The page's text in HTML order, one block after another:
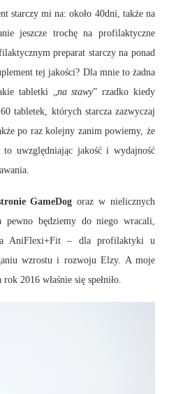
starczy mi na: około 40dni, także na
jeszcze trochę na profilaktyczne
preparat starczy na ponad
tej jakości? Dla mnie to żadna
tabletki „ na stawy” rzadko kiedy
tabletek, których starcza zazwyczaj
po raz kolejny zanim powiemy, że
uwzględniając jakość i wydajność
GameDog oraz w nielicznych
pewno będziemy do niego wracali,
AniFlexi+Fit – dla profilaktyki u
wzrostu i rozwoju Elzy. A moje
2016 właśnie się spełniło.